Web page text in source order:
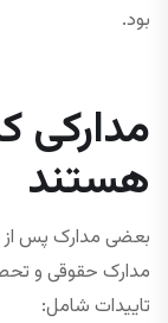
بود.
مدارکی
هستند
بعضی مدارک پس از
مدارک حقوقی و
تاییدات شامل: